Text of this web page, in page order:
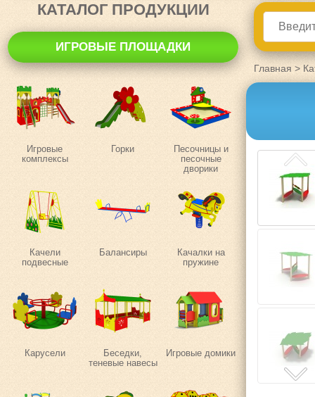
КАТАЛОГ ПРОДУКЦИИ
ИГРОВЫЕ ПЛОЩАДКИ
Игровые
комплексы
Горки
Песочницы и
песочные
дворики
Качели
подвесные
Балансиры
Качалки на
пружине
Карусели
Беседки,
теневые навесы
Игровые домики
Главная >